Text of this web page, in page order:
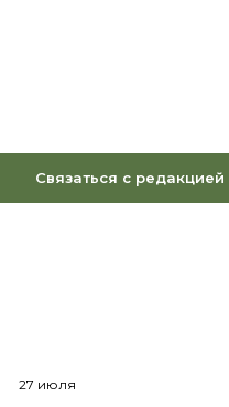
Связаться с редакцией
27 июля